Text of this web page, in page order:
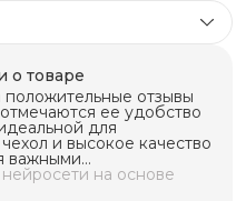
о товаре
отзывы
ее удобство
для
и высокое качество
важными
для тех, кто
на основе